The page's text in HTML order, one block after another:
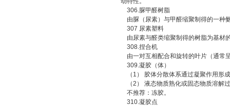
306.脲甲醛树脂
由脲（尿素）与甲醛缩聚制得的一种
307 尿素塑料
由尿素与醛类缩聚制得的树脂为基材
308.捏合机
由一对互相配合和旋转的叶片（通常
309.凝胶（体）
（1） 胶体分散体系通过凝聚作用形
（2） 液态物质熟化或固态物质溶解
不推荐：冻胶。
310.凝胶点